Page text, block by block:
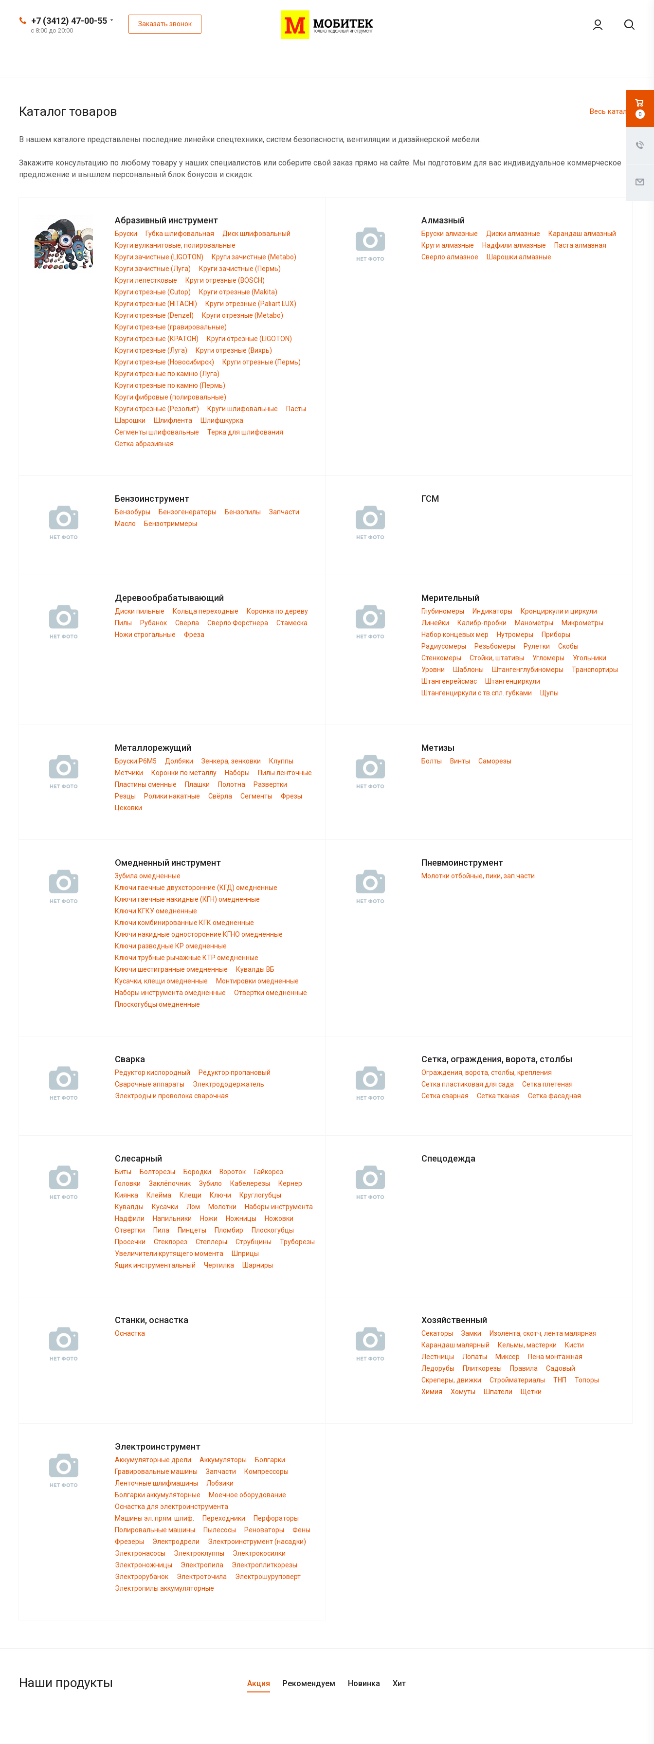
+7 (3412) 47-00-55
с 8:00 до 20:00
Заказать звонок
Весь каталог
Каталог товаров
В нашем каталоге представлены последние линейки спецтехники, систем безопасности, вентиляции и дизайнерской мебели.
Закажите консультацию по любому товару у наших специалистов или соберите свой заказ прямо на сайте. Мы подготовим для вас индивидуальное коммерческое
предложение и вышлем персональный блок бонусов и скидок.
Абразивный инструмент
Бруски Губка шлифовальная
Диск шлифовальный
Круги вулканитовые, полировальные
Круги зачистные (LIGOTON)
Круги зачистные (Metabo)
Круги зачистные (Луга)
Круги зачистные (Пермь)
Круги лепестковые
Круги отрезные (BOSCH)
Круги отрезные (Cutop)
Круги отрезные (Makita)
Круги отрезные (HITACHI)
Круги отрезные (Paliart LUX)
Круги отрезные (Denzel)
Круги отрезные (Metabo)
Круги отрезные (гравировальные)
Круги отрезные (КРАТОН)
Круги отрезные (LIGOTON)
Круги отрезные (Луга)
Круги отрезные (Вихрь)
Круги отрезные (Новосибирск)
Круги отрезные (Пермь)
Круги отрезные по камню (Луга)
Круги отрезные по камню (Пермь)
Круги фибровые (полировальные)
Круги отрезные (Резолит)
Круги шлифовальные
Пасты
Шарошки
Шлифлента
Шлифшкурка
Сегменты шлифовальные
Терка для шлифования
Сетка абразивная
Алмазный
Бруски алмазные Диски алмазные
Карандаш алмазный
Круги алмазные
Надфили алмазные
Паста алмазная
Сверло алмазное
Шарошки алмазные
Бензоинструмент
Бензобуры Бензогенераторы Бензопилы
Запчасти
Масло
Бензотриммеры
ГСМ
Деревообрабатывающий
Диски пильные Кольца переходные
Коронка по дереву
Пилы
Рубанок Сверла Сверло Форстнера
Стамеска
Ножи строгальные
Фреза
Мерительный
Глубиномеры Индикаторы
Кронциркули и циркули
Линейки
Калибр-пробки Манометры
Микрометры
Набор концевых мер
Нутромеры
Приборы
Радиусомеры
Резьбомеры Рулетки
Скобы
Стенкомеры
Стойки, штативы Угломеры
Угольники
Уровни
Шаблоны Штангенглубиномеры
Транспортиры
Штангенрейсмас
Штангенциркули
Штангенциркули с тв.спл. губками
Щупы
Металлорежущий
Бруски Р6М5 Долбяки Зенкера, зенковки
Клуппы
Метчики
Коронки по металлу Наборы
Пилы ленточные
Пластины сменные
Плашки Полотна
Развертки
Резцы
Ролики накатные Свёрла Сегменты
Фрезы
Цековки
Метизы
Болты Винты Саморезы
Омедненный инструмент
Зубила омедненные
Ключи гаечные двухсторонние (КГД) омедненные
Ключи гаечные накидные (КГН) омедненные
Ключи КГКУ омедненные
Ключи комбинированные КГК омедненные
Ключи накидные односторонние КГНО омедненные
Ключи разводные КР омедненные
Ключи трубные рычажные КТР омедненные
Ключи шестигранные омедненные
Кувалды ВБ
Кусачки, клещи омедненные
Монтировки омедненные
Наборы инструмента омедненные
Отвертки омедненные
Плоскогубцы омедненные
Пневмоинструмент
Молотки отбойные, пики, зап.части
Сварка
Редуктор кислородный
Редуктор пропановый
Сварочные аппараты
Электрододержатель
Электроды и проволока сварочная
Сетка, ограждения, ворота, столбы
Ограждения, ворота, столбы, крепления
Сетка пластиковая для сада
Сетка плетеная
Сетка сварная
Сетка тканая Сетка фасадная
Слесарный
Биты Болторезы Бородки Вороток
Гайкорез
Головки
Заклёпочник Зубило Кабелерезы
Кернер
Киянка
Клейма Клещи Ключи
Круглогубцы
Кувалды
Кусачки Лом Молотки
Наборы инструмента
Надфили
Напильники Ножи Ножницы
Ножовки
Отвертки
Пила Пинцеты Пломбир
Плоскогубцы
Просечки
Стеклорез Степлеры Струбцины
Труборезы
Увеличители крутящего момента
Шприцы
Ящик инструментальный
Чертилка Шарниры
Спецодежда
Станки, оснастка
Оснастка
Хозяйственный
Секаторы Замки
Изолента, скотч, лента малярная
Карандаш малярный
Кельмы, мастерки
Кисти
Лестницы
Лопаты Миксер
Пена монтажная
Ледорубы
Плиткорезы Правила
Садовый
Скреперы, движки
Стройматериалы ТНП
Топоры
Химия
Хомуты Шпатели Щетки
Электроинструмент
Аккумуляторные дрели Аккумуляторы
Болгарки
Гравировальные машины
Запчасти
Компрессоры
Ленточные шлифмашины
Лобзики
Болгарки аккумуляторные
Моечное оборудование
Оснастка для электроинструмента
Машины эл. прям. шлиф.
Переходники
Перфораторы
Полировальные машины
Пылесосы Реноваторы
Фены
Фрезеры
Электродрели
Электроинструмент (насадки)
Электронасосы
Электроклуппы
Электрокосилки
Электроножницы
Электропила
Электроплиткорезы
Электрорубанок
Электроточила
Электрошуруповерт
Электропилы аккумуляторные
Наши продукты Акция Рекомендуем Новинка Хит
0